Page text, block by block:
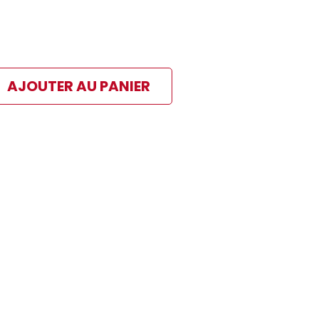
AJOUTER AU PANIER
sélectionné